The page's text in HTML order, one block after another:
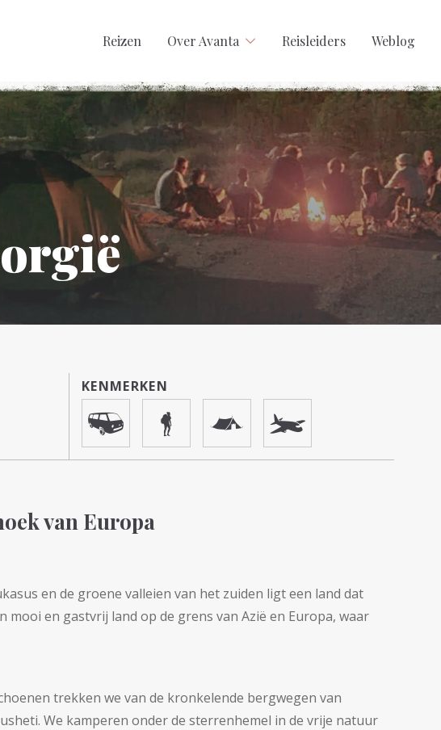
Reizen Over Avanta Reisleiders Weblog
KENMERKEN
van Europa
en de groene valleien van het zuiden ligt een land dat
mooi en gastvrij land op de grens van Azië en Europa, waar
trekken we van de kronkelende bergwegen van
We kamperen onder de sterrenhemel in de vrije natuur